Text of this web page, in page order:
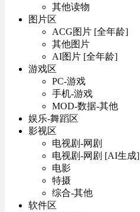
其他读物
图片区
ACG图片 [全年龄]
其他图片
AI图片 [全年龄]
游戏区
PC-游戏
手机-游戏
MOD-数据-其他
娱乐-舞蹈区
影视区
电视剧-网剧
电视剧-网剧 [AI生成]
电影
特摄
综合-其他
软件区